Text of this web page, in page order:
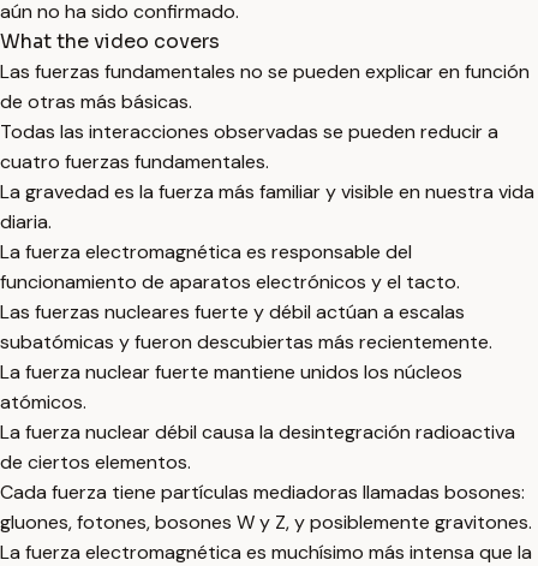
aún no ha sido confirmado.
What the video covers
Las fuerzas fundamentales no se pueden explicar en función
de otras más básicas.
Todas las interacciones observadas se pueden reducir a
cuatro fuerzas fundamentales.
La gravedad es la fuerza más familiar y visible en nuestra vida
diaria.
La fuerza electromagnética es responsable del
funcionamiento de aparatos electrónicos y el tacto.
Las fuerzas nucleares fuerte y débil actúan a escalas
subatómicas y fueron descubiertas más recientemente.
La fuerza nuclear fuerte mantiene unidos los núcleos
atómicos.
La fuerza nuclear débil causa la desintegración radioactiva
de ciertos elementos.
Cada fuerza tiene partículas mediadoras llamadas bosones:
gluones, fotones, bosones W y Z, y posiblemente gravitones.
La fuerza electromagnética es muchísimo más intensa que la